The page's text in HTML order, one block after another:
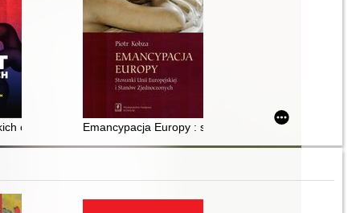
wpływy na Wschodzie
czasów : o zaślepieniu Zachodu i nieodrobionych lekcjach z
Emancypacja Europy : stosunki Unii Europejskiej i